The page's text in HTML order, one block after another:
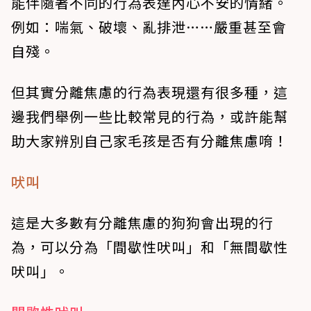
例如：喘氣、破壞、亂排泄……嚴重甚至會
自殘。
但其實分離焦慮的行為表現還有很多種，這
邊我們舉例一些比較常見的行為，或許能幫
助大家辨別自己家毛孩是否有分離焦慮唷！
吠叫
這是大多數有分離焦慮的狗狗會出現的行
為，可以分為「間歇性吠叫」和「無間歇性
吠叫」。